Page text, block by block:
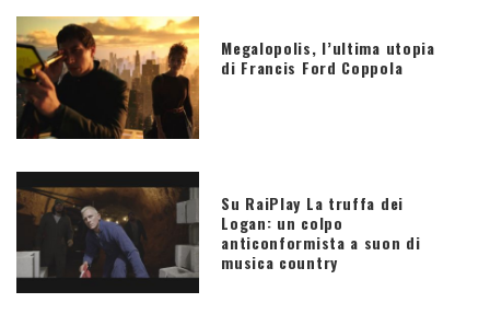
Megalopolis, l’ultima utopia
di Francis Ford Coppola
Su RaiPlay La truffa dei
Logan: un colpo
anticonformista a suon di
musica country